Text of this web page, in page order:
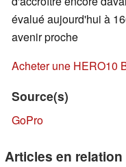
évalué aujourd'hui à
avenir proche
Acheter une HERO10
Source(s)
GoPro
Articles en relation